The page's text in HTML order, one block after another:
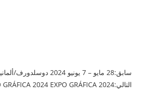
سابق:28 مايو – 7 يونيو 2024 دوسلدورف/ألمانيا
التالي: